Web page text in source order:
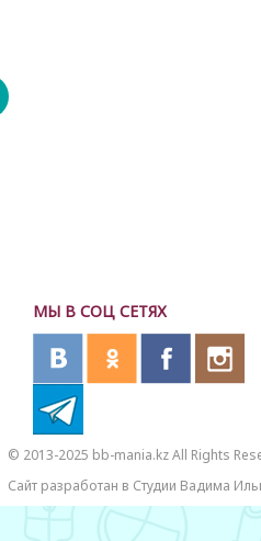
МЫ В СОЦ СЕТЯХ
© 2013-2025 bb-mania.kz All Rights
Сайт разработан в Студии Вадима